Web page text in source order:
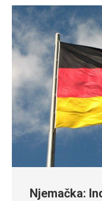
Njemačka: